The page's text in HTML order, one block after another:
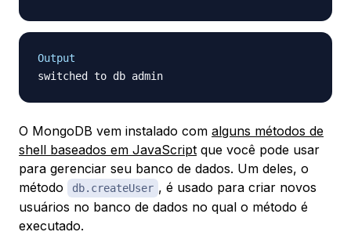
Output
O MongoDB vem instalado com alguns métodos de
shell baseados em JavaScript que você pode usar
para gerenciar seu banco de dados. Um deles, o
método
db.createUser , é usado para criar novos
usuários no banco de dados no qual o método é
executado.